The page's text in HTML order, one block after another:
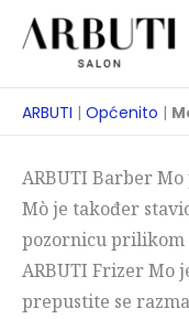
Preskoči
ARBUTI | Općenito |
ARBUTI Barber
Mò je također
pozornicu prilikom
ARBUTI Frizer Mo
prepustite se